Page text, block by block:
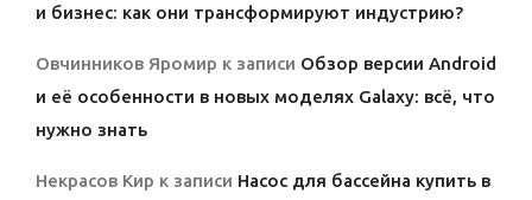
и бизнес: как они трансформируют индустрию?
Овчинников Яромир к записи Обзор версии Android
и её особенности в новых моделях Galaxy: всё, что
нужно знать
Некрасов Кир к записи Насос для бассейна купить в